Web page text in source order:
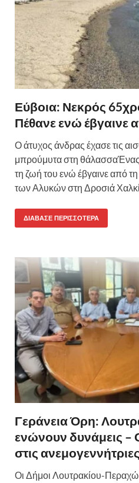
Εύβοια: Νεκρός
Πέθανε ενώ έβγαινε
Ο άτυχος άνδρας έχασε τις
μπρούμυτα στη θάλασσαΈνας
τη ζωή του ενώ έβγαινε από
των Αλυκών στη Δροσιά
ΔΙΆΒΑΣΕ ΠΕΡΙΣΣΌΤΕΡΑ
Γεράνεια Όρη:
ενώνουν δυνάμεις –
στις ανεμογεννήτριες
Οι Δήμοι Λουτρακίου-